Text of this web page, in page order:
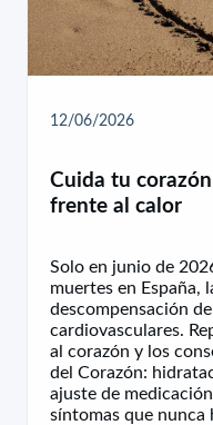
12/06/2026
Cuida tu
frente al calor
Solo en junio de
muertes en España,
descompensación
cardiovasculares.
al corazón y los
del Corazón:
ajuste de
síntomas que nunca